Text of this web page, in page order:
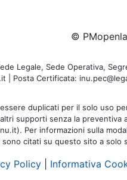
©
Legale, Sede Operativa,
| Posta Certificata:
duplicati per il solo uso
supporti senza la
Per informazioni sulla
citati su questo sito a
Policy Informativa